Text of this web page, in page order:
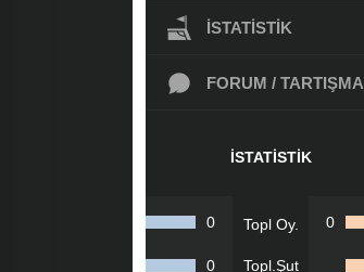
İSTATISTIK
FORUM / TARTIŞMA
İSTATISTIK
0 Topl Oy. 0
0 Topl.Şut